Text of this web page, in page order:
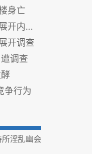
身亡
部调查
开调查
调查
争行为
淫乱幽会